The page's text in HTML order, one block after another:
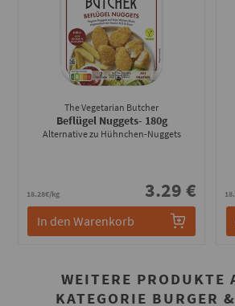
The Vegetarian Butcher
Beflügel Nuggets- 180g
Alternative zu Hühnchen-Nuggets
18.28€/kg 3.29 €
In den Warenkorb
WEITERE PRODUKTE
KATEGORIE BURGER